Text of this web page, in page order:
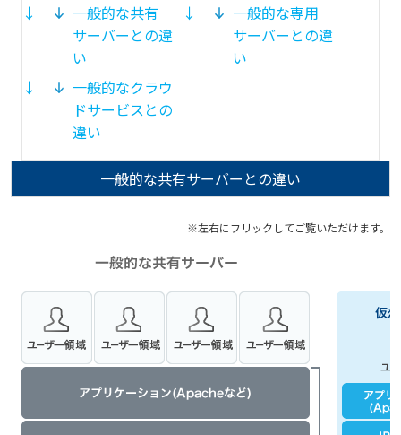
一般的な共有
サーバーとの違
い
一般的な専用
サーバーとの違
い
一般的なクラウ
ドサービスとの
違い
一般的な共有サーバーとの違い